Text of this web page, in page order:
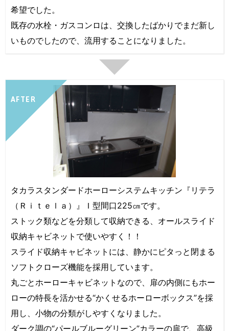
希望でした。
既存の水栓・ガスコンロは、交換したばかりでまだ新し
いものでしたので、流用することになりました。
AFTER
タカラスタンダードホーローシステムキッチン『リテラ
（Ｒｉｔｅｌａ）』Ｉ型間口225㎝です。
ストック類などを分類して収納できる、オールスライド
収納キャビネットで使いやすく！！
スライド収納キャビネットには、静かにピタっと閉まる
ソフトクローズ機能を採用しています。
丸ごとホーローキャビネットなので、扉の内側にもホー
ローの特長を活かせる“かくせるホーローボックス”を採
用し、小物の分類がしやすくなりました。
ダーク調の“パールブルーグリーン”カラーの扉で、高級